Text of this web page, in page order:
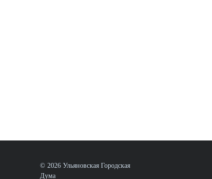
© 2026 Ульяновская Городская
Дума